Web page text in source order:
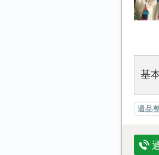
基
遺品